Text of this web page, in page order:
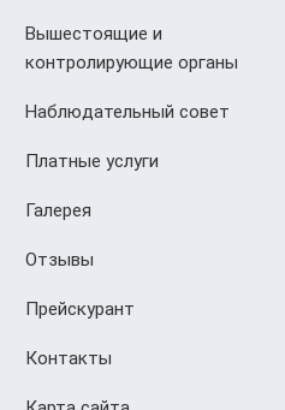
Вышестоящие и
контролирующие органы
Наблюдательный совет
Платные услуги
Галерея
Отзывы
Прейскурант
Контакты